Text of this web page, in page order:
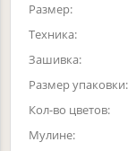
Размер:
Техника:
Зашивка:
Размер упаковки:
Кол-во цветов:
Мулине: